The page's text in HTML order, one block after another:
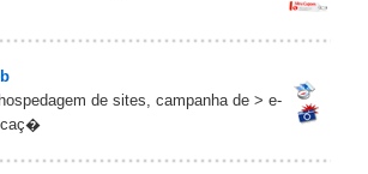
de sites, campanha de > e-